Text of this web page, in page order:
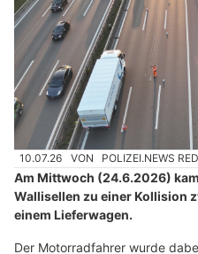
10.07.26 VON POLIZEI.NEWS
Am Mittwoch (24.6.2026)
Wallisellen zu einer Kollision
einem Lieferwagen.
Der Motorradfahrer wurde